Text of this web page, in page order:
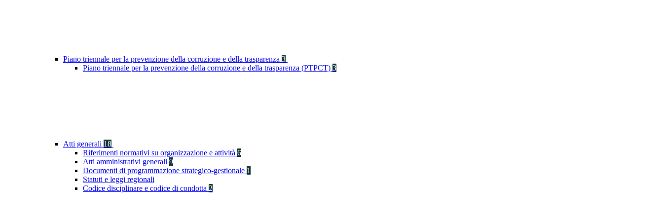
Piano triennale per la prevenzione della corruzione e della trasparenza 3
Piano triennale per la prevenzione della corruzione e della trasparenza (PTPCT) 3
Atti generali 18
Riferimenti normativi su organizzazione e attività 6
Atti amministrativi generali 9
Documenti di programmazione strategico-gestionale 1
Statuti e leggi regionali
Codice disciplinare e codice di condotta 2